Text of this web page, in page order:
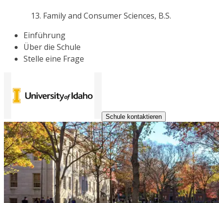
Family and Consumer Sciences, B.S.
Einführung
Über die Schule
Stelle eine Frage
Schule kontaktieren